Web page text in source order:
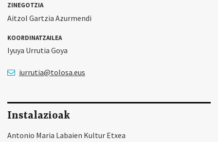
ZINEGOTZIA
Aitzol Gartzia Azurmendi
KOORDINATZAILEA
Iyuya Urrutia Goya
iurrutia@tolosa.eus
Instalazioak
Antonio Maria Labaien Kultur Etxea